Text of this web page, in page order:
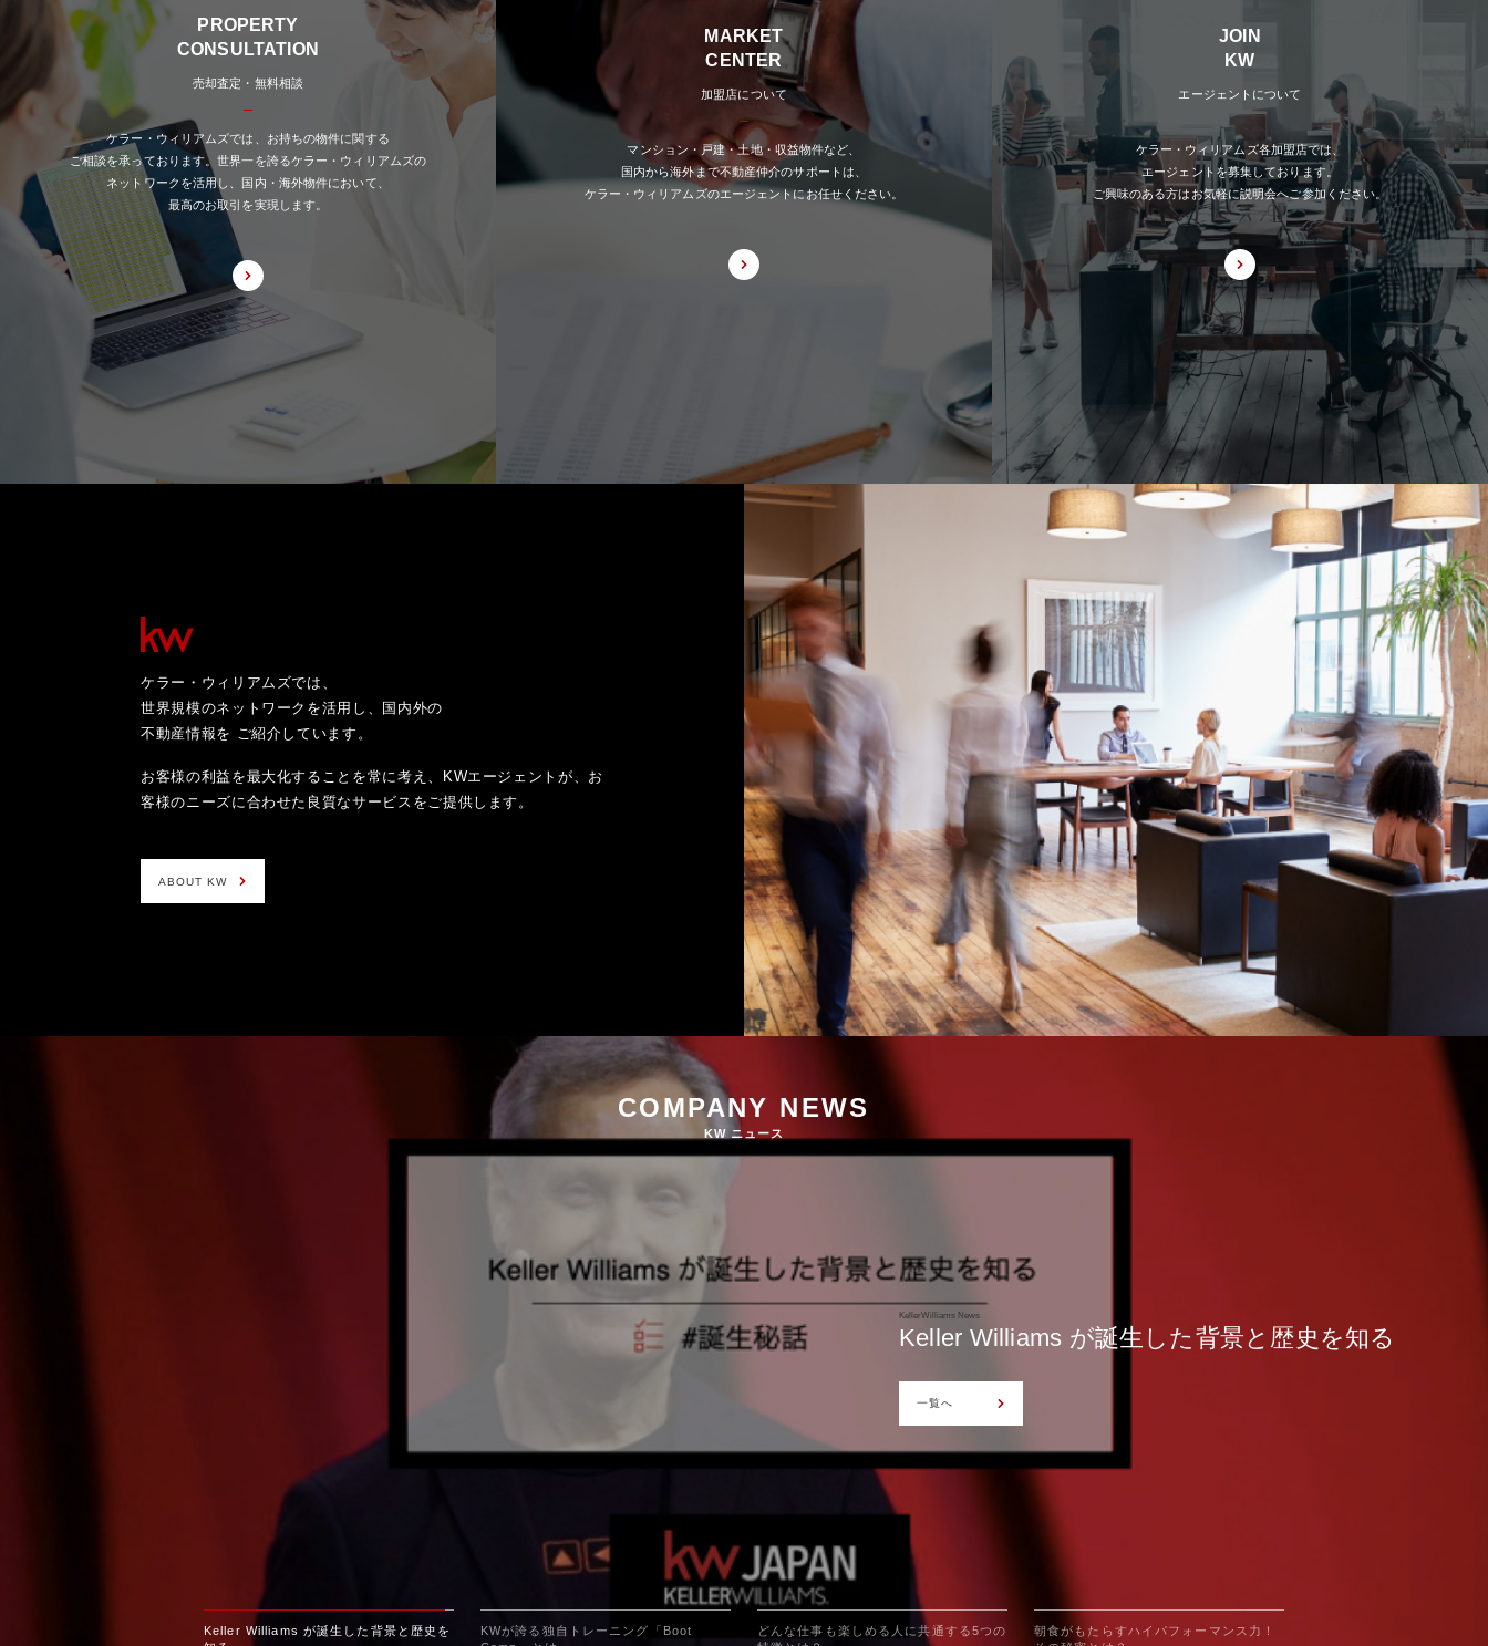
PROPERTY
CONSULTATION
売却査定・無料相談
ケラー・ウィリアムズでは、お持ちの物件に関する
ご相談を承っております。世界一を誇るケラー・ウィリアムズの
ネットワークを活用し、国内・海外物件において、
最高のお取引を実現します。
MARKET
CENTER
加盟店について
マンション・戸建・土地・収益物件など、
国内から海外まで不動産仲介のサポートは、
ケラー・ウィリアムズのエージェントにお任せください。
JOIN
KW
エージェントについて
ケラー・ウィリアムズ各加盟店では、
エージェントを募集しております。
ご興味のある方はお気軽に説明会へご参加ください。
ケラー・ウィリアムズでは、
世界規模のネットワークを活用し、国内外の
不動産情報を ご紹介しています。
お客様の利益を最大化することを常に考え、KWエージェントが、お
客様のニーズに合わせた良質なサービスをご提供します。
ABOUT KW
COMPANY NEWS
KW ニュース
朝食がもたらすハイパフォーマンス力！その秘密と
は？
KellerWilliams News
Keller Williams が誕生した背景と歴史を知る
一覧へ
KellerWilliams News
KWが誇る独自トレーニング「Boot Camp」とは
一覧へ
どんな仕事も楽しめる人に共通する5つの特徴と
は？
朝食がもたらすハイパフォーマンス力！その秘密と
は？
KellerWilliams News
Keller Williams が誕生した背景と歴史を知る
一覧へ
Keller Williams が誕生した背景と歴史を
KWが誇る独自トレーニング「Boot
どんな仕事も楽しめる人に共通する5つの
朝食がもたらすハイパフォーマンス力！